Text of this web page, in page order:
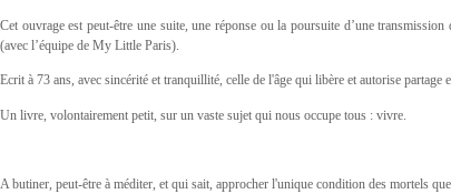
Cet ouvrage est peut-être une suite, une réponse ou la poursuite d’une
(avec l’équipe de My Little Paris).
Ecrit à 73 ans, avec sincérité et tranquillité, celle de l'âge qui libère et autorise partage
Un livre, volontairement petit, sur un vaste sujet qui nous occupe tous : vivre.
A butiner, peut-être à méditer, et qui sait, approcher l'unique condition des mortels